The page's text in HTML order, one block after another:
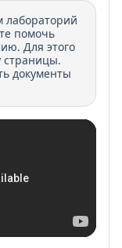
лабораторий
помочь
Для этого
страницы.
документы